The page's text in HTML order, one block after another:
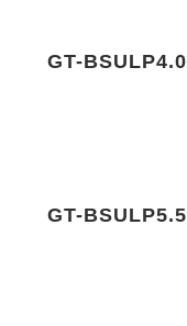
GT-BSULP4.0
GT-BSULP5.5